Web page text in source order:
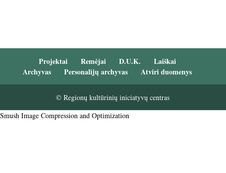
Projektai Remėjai D.U.K.
Laiškai
Archyvas
Personalijų archyvas Atviri duomenys
© Regionų kultūrinių iniciatyvų centras
Smush Image Compression and Optimization